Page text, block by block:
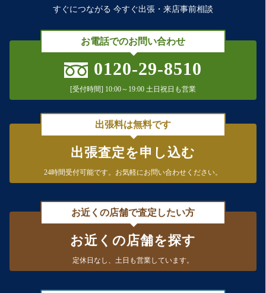
すぐにつながる 今すぐ出張・来店事前相談
お電話でのお問い合わせ
0120-29-8510
[受付時間] 10:00～19:00 土日祝日も営業
出張料は無料です
出張査定を申し込む
24時間受付可能です。 お気軽にお問い合わせください。
お近くの店舗で査定したい方
お近くの店舗を探す
定休日なし、 土日も営業しています。